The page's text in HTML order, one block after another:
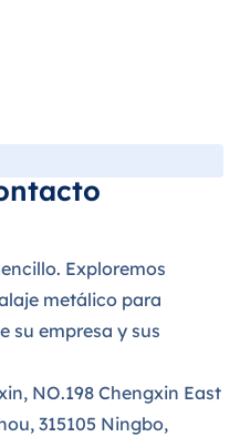
Exploremos
metálico para
su empresa y sus
NO.198 Chengxin East
315105 Ningbo,